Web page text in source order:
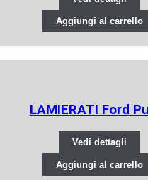
Aggiungi al carrello
LAMIERATI Ford
Vedi dettagli
Aggiungi al carrello